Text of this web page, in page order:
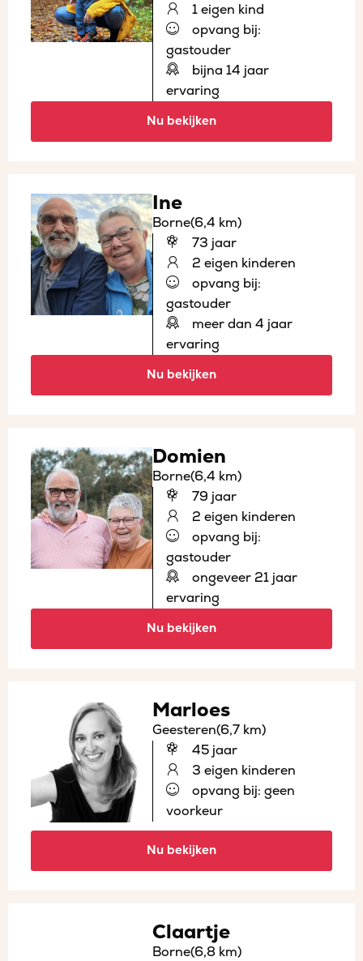
1 eigen kind
opvang bij:
gastouder
bijna 14 jaar
ervaring
Nu bekijken
Ine
Borne(6,4 km)
73 jaar
2 eigen kinderen
opvang bij:
gastouder
meer dan 4 jaar
ervaring
Nu bekijken
Domien
Borne(6,4 km)
79 jaar
2 eigen kinderen
opvang bij:
gastouder
ongeveer 21 jaar
ervaring
Nu bekijken
Marloes
Geesteren(6,7 km)
45 jaar
3 eigen kinderen
opvang bij: geen
voorkeur
Nu bekijken
Claartje
Borne(6,8 km)